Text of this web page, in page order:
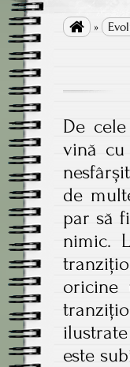
 »
De
vină cu
de
par să
nimic.
oricine
este